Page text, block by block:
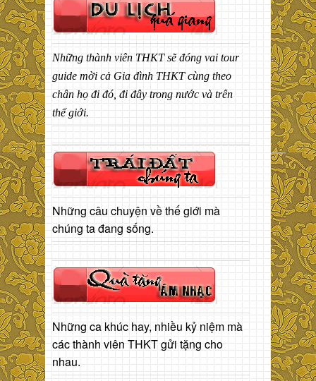
Những thành viên THKT sẽ đóng vai tour
guide mời cả Gia đình THKT cùng theo
chân họ đi đó, đi đây trong nước và trên
thế giới.
Những câu chuyện về thế giới mà
chúng ta đang sống.
Những ca khúc hay, nhiều kỷ niệm mà
các thành viên THKT gửi tặng cho
nhau.